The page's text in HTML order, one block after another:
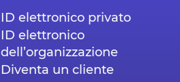
ID elettronico privato
ID elettronico
dell’organizzazione
Diventa un cliente